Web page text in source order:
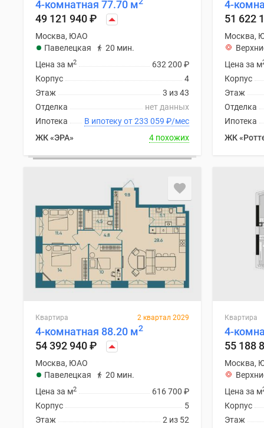
Рассрочка
Траншевая
коттеджи
Коттеджные
поселки
Коттеджные
Коттеджные
4-комнатная 77.70 м
49 121 940₽
Москва, ЮАО
Павелецкая
20 мин.
632 200 ₽
Цена за м2
4
Корпус
3 из 43
Этаж
нет данных
Отделка
В ипотеку от 233 059 ₽/мес
Ипотека
ЖК «ЭРА»
4 похожих
4-
51 622
Москва,
Цена за м
Корпус
Этаж
Отделка
Ипотека
ЖК
Квартира 2 квартал 2029
4-комнатная 88.20 м2
54 392 940₽
Москва, ЮАО
Павелецкая
20 мин.
616 700 ₽
Цена за м2
5
Корпус
2 из 52
Этаж
Квартира
4-
55 188
Москва,
Цена за м
Корпус
Этаж